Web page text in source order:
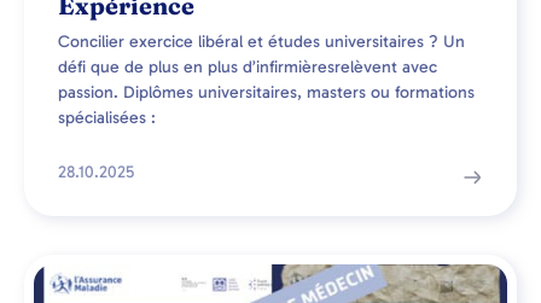
Concilier exercice libéral et études universitaires ? Un
défi que de plus en plus d’infirmièresrelèvent avec
passion. Diplômes universitaires, masters ou formations
spécialisées :
28.10.2025